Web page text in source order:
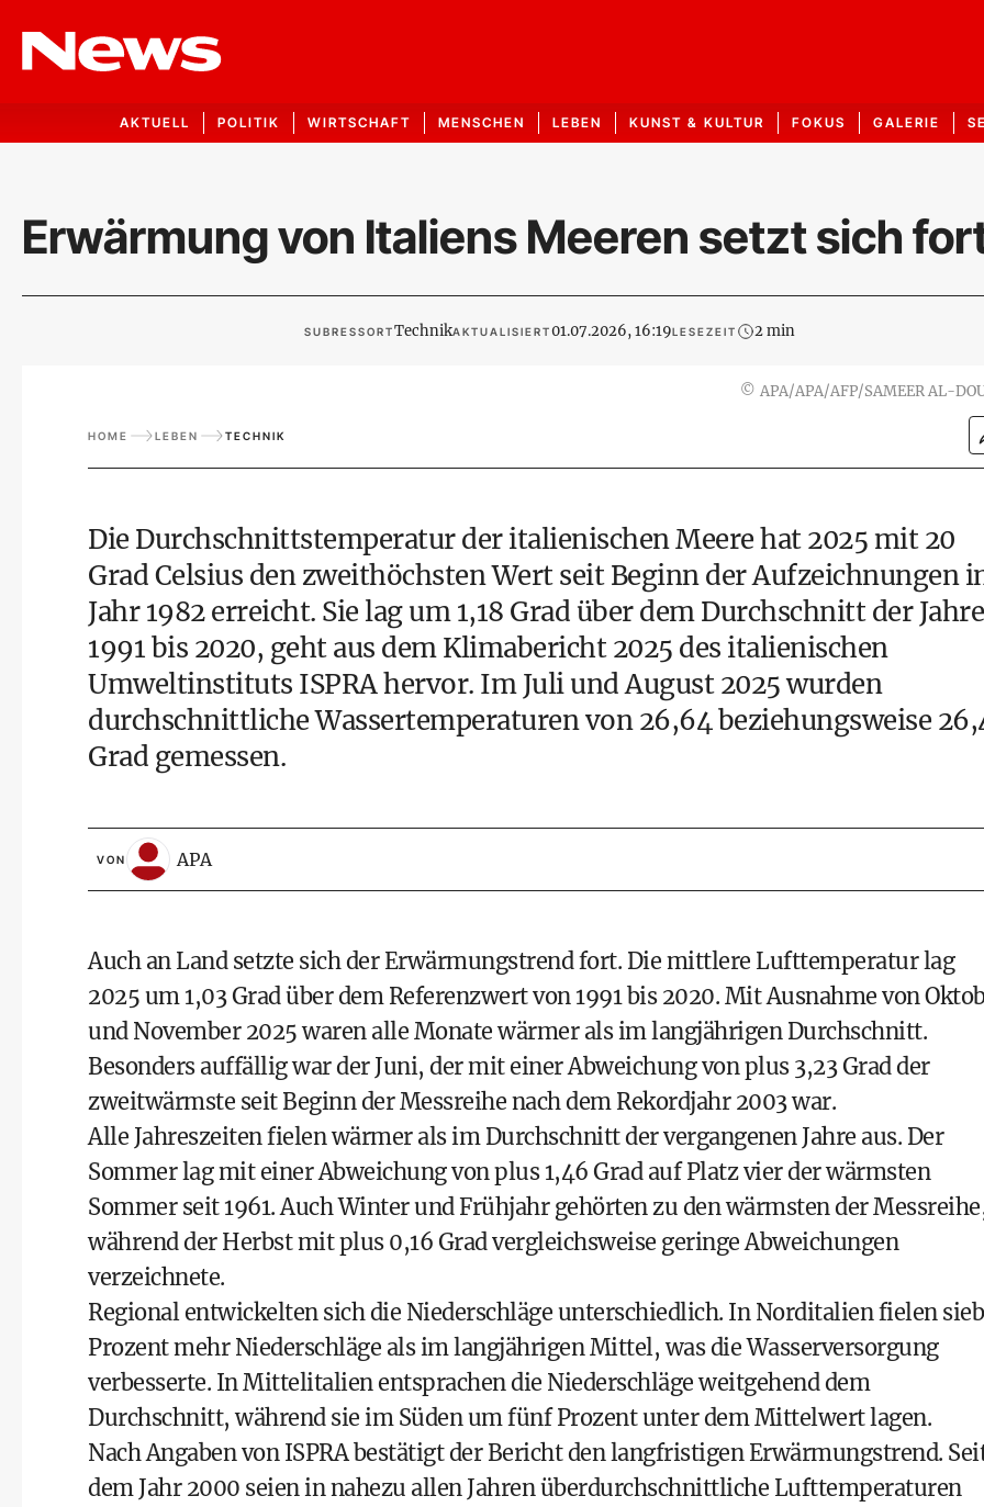
AKTUELL POLITIK WIRTSCHAFT MENSCHEN LEBEN KUNST & KULTUR FOKUS GALERIE
Erwärmung von Italiens Meeren setzt sich
SUBRESSORTTechnikAKTUALISIERT01.07.2026, 16:19LESEZEIT 2 min
© APA/APA/AFP/SAMEER AL-
HOME LEBEN TECHNIK
Die Durchschnittstemperatur der italienischen Meere hat 2025 mit 20
Grad Celsius den zweithöchsten Wert seit Beginn der Aufzeichnungen
Jahr 1982 erreicht. Sie lag um 1,18 Grad über dem Durchschnitt der Jahre
1991 bis 2020, geht aus dem Klimabericht 2025 des italienischen
Umweltinstituts ISPRA hervor. Im Juli und August 2025 wurden
durchschnittliche Wassertemperaturen von 26,64 beziehungsweise
Grad gemessen.
VON APA
Auch an Land setzte sich der Erwärmungstrend fort. Die mittlere Lufttemperatur lag
2025 um 1,03 Grad über dem Referenzwert von 1991 bis 2020. Mit Ausnahme von
und November 2025 waren alle Monate wärmer als im langjährigen Durchschnitt.
Besonders auffällig war der Juni, der mit einer Abweichung von plus 3,23 Grad der
zweitwärmste seit Beginn der Messreihe nach dem Rekordjahr 2003 war.
Alle Jahreszeiten fielen wärmer als im Durchschnitt der vergangenen Jahre aus. Der
Sommer lag mit einer Abweichung von plus 1,46 Grad auf Platz vier der wärmsten
Sommer seit 1961. Auch Winter und Frühjahr gehörten zu den wärmsten der
während der Herbst mit plus 0,16 Grad vergleichsweise geringe Abweichungen
verzeichnete.
Regional entwickelten sich die Niederschläge unterschiedlich. In Norditalien fielen
Prozent mehr Niederschläge als im langjährigen Mittel, was die Wasserversorgung
verbesserte. In Mittelitalien entsprachen die Niederschläge weitgehend dem
Durchschnitt, während sie im Süden um fünf Prozent unter dem Mittelwert lagen.
Nach Angaben von ISPRA bestätigt der Bericht den langfristigen Erwärmungstrend.
dem Jahr 2000 seien in nahezu allen Jahren überdurchschnittliche Lufttemperaturen